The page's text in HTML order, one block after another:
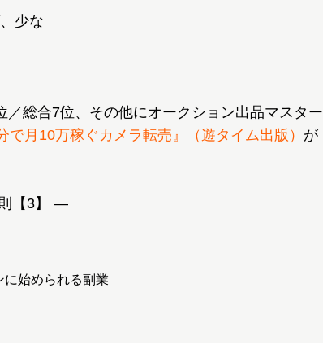
少な
総合7位、その他にオークション出品マスター
で月10万稼ぐカメラ転売』（遊タイム出版） が
【3】 ―
始められる副業